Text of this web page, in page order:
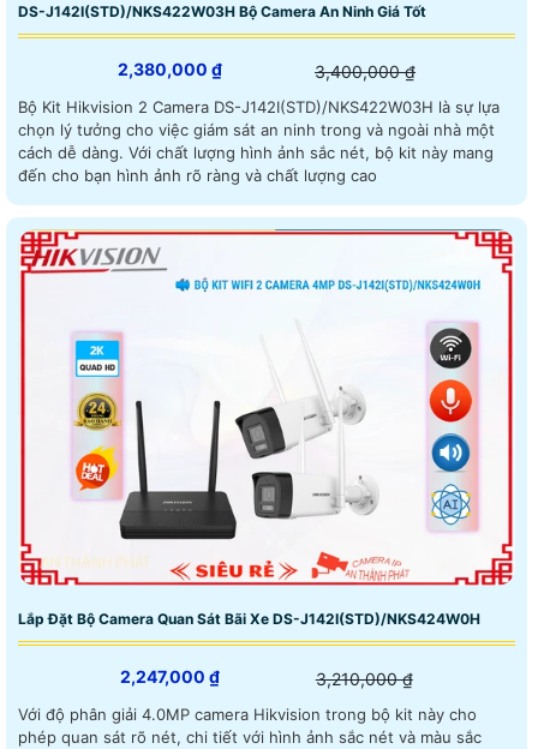
DS-J142I(STD)/NKS422W03H Bộ Camera An Ninh Giá Tốt
2,380,000 ₫ 3,400,000 ₫
Bộ Kit Hikvision 2 Camera DS-J142I(STD)/NKS422W03H là sự lựa
chọn lý tưởng cho việc giám sát an ninh trong và ngoài nhà một
cách dễ dàng. Với chất lượng hình ảnh sắc nét, bộ kit này mang
đến cho bạn hình ảnh rõ ràng và chất lượng cao
Lắp Đặt Bộ Camera Quan Sát Bãi Xe DS-J142I(STD)/NKS424W0H
2,247,000 ₫ 3,210,000 ₫
Với độ phân giải 4.0MP camera Hikvision trong bộ kit này cho
phép quan sát rõ nét, chi tiết với hình ảnh sắc nét và màu sắc